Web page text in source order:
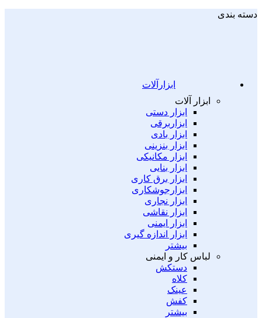
دسته بندی
ابزارآلات
ابزار آلات
ابزار دستی
ابزاربرقی
ابزار بادی
ابزار بنزینی
ابزار مکانیکی
ابزار بنایی
ابزار برق کاری
ابزارجوشکاری
ابزار نجاری
ابزار نقاشی
ابزار ایمنی
ابزار اندازه گیری
بیشتر
لباس کار و ایمنی
دستکش
کلاه
عینک
کفش
بیشتر